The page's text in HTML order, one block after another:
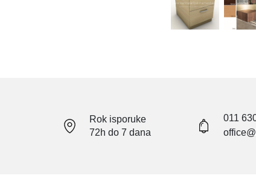
Rok isporuke
72h do 7 dana
011